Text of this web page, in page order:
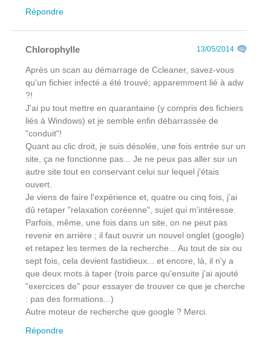
Répondre
Chlorophylle 13/05/2014
Après un scan au démarrage de Ccleaner, savez-vous
qu'un fichier infecté a été trouvé; apparemment lié à adw
?!
J'ai pu tout mettre en quarantaine (y compris des fichiers
liés à Windows) et je semble enfin débarrassée de
"conduit"!
Quant au clic droit, je suis désolée, une fois entrée sur un
site, ça ne fonctionne pas... Je ne peux pas aller sur un
autre site tout en conservant celui sur lequel j'étais
ouvert.
Je viens de faire l'expérience et, quatre ou cinq fois, j'ai
dû retaper "relaxation coréenne", sujet qui m'intéresse.
Parfois, même, une fois dans un site, on ne peut pas
revenir en arrière ; il faut ouvrir un nouvel onglet (google)
et retapez les termes de la recherche... Au tout de six ou
sept fois, cela devient fastidieux... et encore, là, il n'y a
que deux mots à taper (trois parce qu'ensuite j'ai ajouté
"exercices de" pour essayer de trouver ce que je cherche
: pas des formations...)
Autre moteur de recherche que google ? Merci.
Répondre